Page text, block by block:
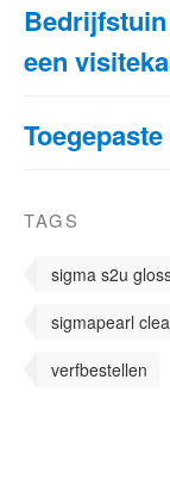
een
TAGS
sigma s2u
sigmapearl
verfbestellen